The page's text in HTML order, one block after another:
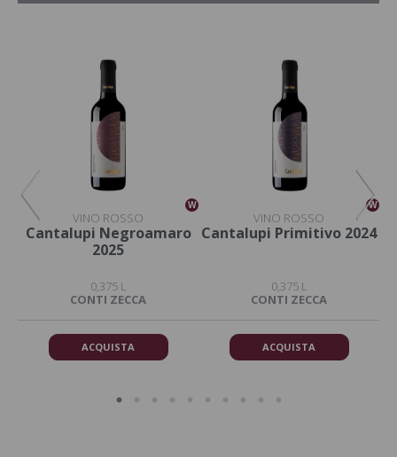
W
VINO ROSSO
Cantalupi Negroamaro
2025
0,375 L
CONTI ZECCA
ACQUISTA
W
VINO ROSSO
Cantalupi Primitivo 2024
0,375 L
CONTI ZECCA
ACQUISTA